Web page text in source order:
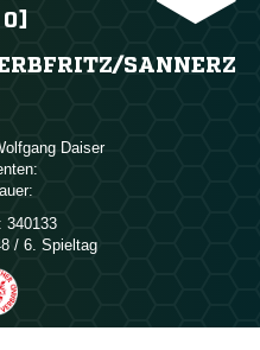
0]
​SANNERZ

340133
/ 6. Spieltag